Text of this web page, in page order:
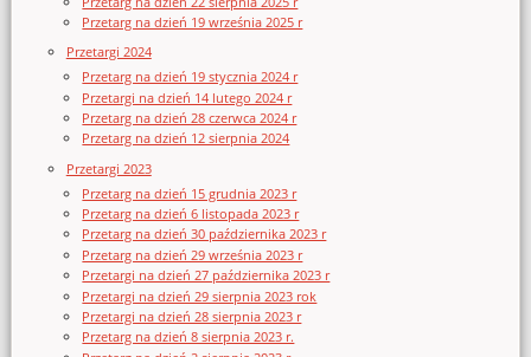
Przetarg na dzień 19 września 2025 r
Przetargi 2024
Przetarg na dzień 19 stycznia 2024 r
Przetargi na dzień 14 lutego 2024 r
Przetarg na dzień 28 czerwca 2024 r
Przetarg na dzień 12 sierpnia 2024
Przetargi 2023
Przetarg na dzień 15 grudnia 2023 r
Przetarg na dzień 6 listopada 2023 r
Przetarg na dzień 30 października 2023 r
Przetarg na dzień 29 września 2023 r
Przetargi na dzień 27 października 2023 r
Przetargi na dzień 29 sierpnia 2023 rok
Przetargi na dzień 28 sierpnia 2023 r
Przetarg na dzień 8 sierpnia 2023 r.